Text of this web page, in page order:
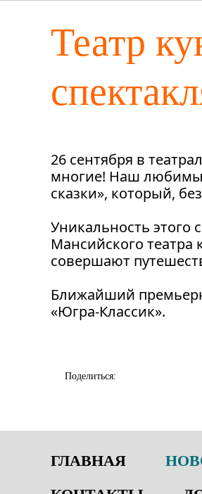
Театр
26 сентября в
многие! Наш
сказки», который,
Уникальность этого
Мансийского театра
совершают
Ближайший
«Югра-Классик».
Поделиться:
ГЛАВНАЯ